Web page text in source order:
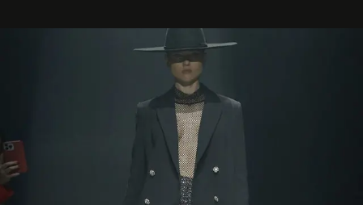
por propósitos, com um claro senso de missão na vida e